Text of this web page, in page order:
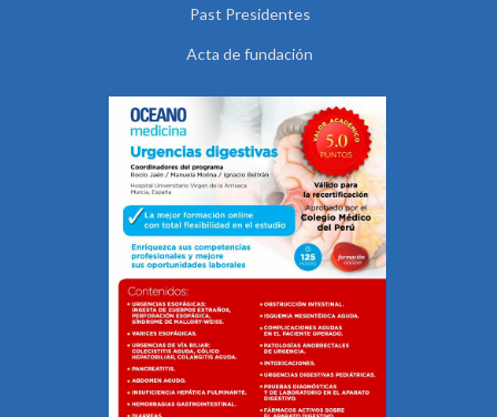
Past Presidentes
Acta de fundación